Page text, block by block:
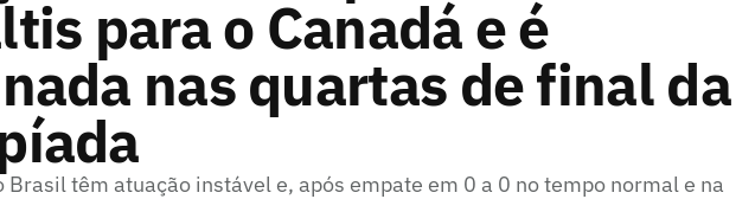
para o Canadá e é
nas quartas de final da
Brasil têm atuação instável e, após empate em 0 a 0 no tempo normal e na